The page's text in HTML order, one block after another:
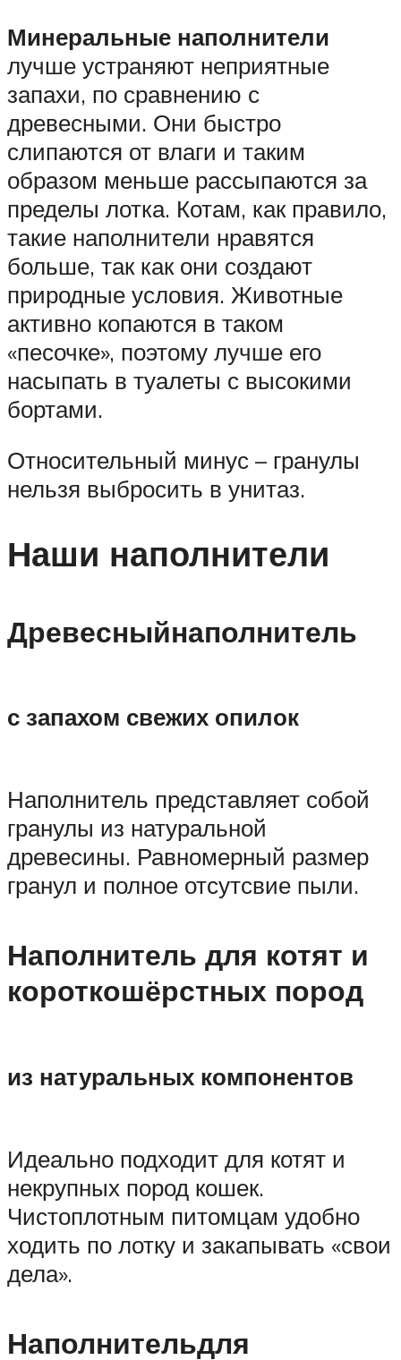
Минеральные наполнители
лучше устраняют неприятные
запахи, по сравнению с
древесными. Они быстро
слипаются от влаги и таким
образом меньше рассыпаются за
пределы лотка. Котам, как правило,
такие наполнители нравятся
больше, так как они создают
природные условия. Животные
активно копаются в таком
«песочке», поэтому лучше его
насыпать в туалеты с высокими
бортами.
Относительный минус – гранулы
нельзя выбросить в унитаз.
Наши наполнители
Древесныйнаполнитель
с запахом свежих опилок
Наполнитель представляет собой
гранулы из натуральной
древесины. Равномерный размер
гранул и полное отсутсвие пыли.
Наполнитель для котят и
короткошёрстных пород
из натуральных компонентов
Идеально подходит для котят и
некрупных пород кошек.
Чистоплотным питомцам удобно
ходить по лотку и закапывать «свои
дела».
Наполнительдля